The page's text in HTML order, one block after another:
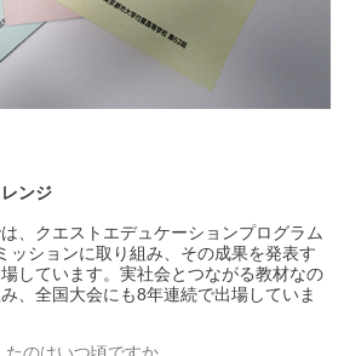
ンジ
、クエストエデュケーションプログラム
ッションに取り組み、その成果を発表す
しています。実社会とつながる教材なの
、全国大会にも8年連続で出場していま